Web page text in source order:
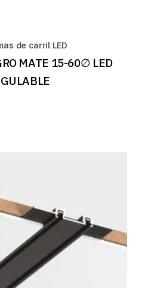
de carril LED
MATE 15-60∅ LED